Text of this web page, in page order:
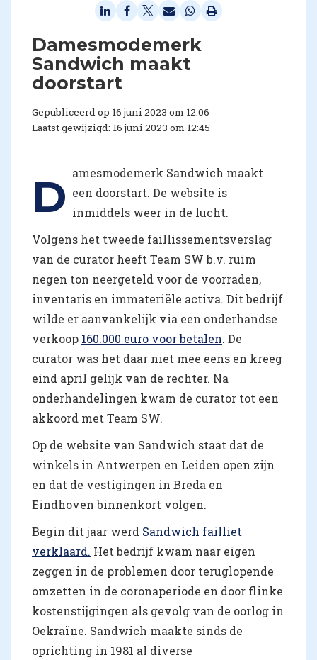
Damesmodemerk
Sandwich maakt
doorstart
Gepubliceerd op 16 juni 2023 om 12:06
Laatst gewijzigd: 16 juni 2023 om 12:45
D amesmodemerk Sandwich maakt
een doorstart. De website is
inmiddels weer in de lucht.
Volgens het tweede faillissementsverslag
van de curator heeft Team SW b.v. ruim
negen ton neergeteld voor de voorraden,
inventaris en immateriële activa. Dit bedrijf
wilde er aanvankelijk via een onderhandse
verkoop 160.000 euro voor betalen. De
curator was het daar niet mee eens en kreeg
eind april gelijk van de rechter. Na
onderhandelingen kwam de curator tot een
akkoord met Team SW.
Op de website van Sandwich staat dat de
winkels in Antwerpen en Leiden open zijn
en dat de vestigingen in Breda en
Eindhoven binnenkort volgen.
Begin dit jaar werd Sandwich failliet
verklaard. Het bedrijf kwam naar eigen
zeggen in de problemen door teruglopende
omzetten in de coronaperiode en door flinke
kostenstijgingen als gevolg van de oorlog in
Oekraïne. Sandwich maakte sinds de
oprichting in 1981 al diverse